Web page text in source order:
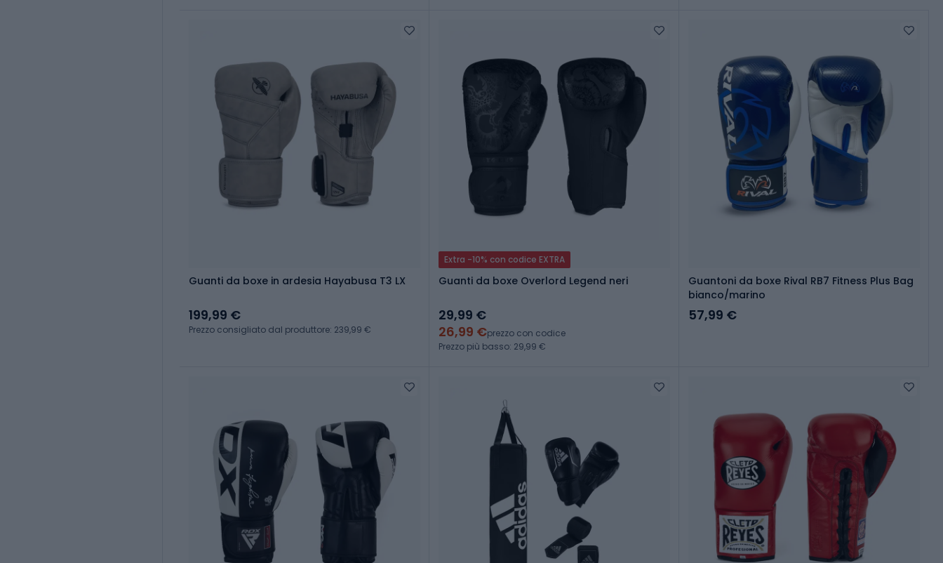
Guanti da boxe in ardesia Hayabusa T3 LX
199,99 €
Prezzo consigliato dal produttore: 239,99 €
Extra -10% con codice EXTRA
Guanti da boxe Overlord Legend neri
29,99 €
26,99 €prezzo con codice
Prezzo più basso: 29,99 €
Guantoni da boxe Rival RB7 Fitness Plus Bag
bianco/marino
57,99 €